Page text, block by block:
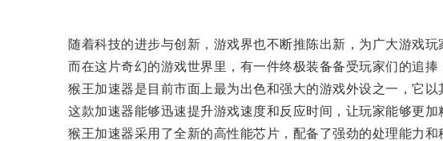
随着科技的进步与创新，游戏界也不断推陈出新，为广大游戏玩
而在这片奇幻的游戏世界里，有一件终极装备备受玩家们的追捧
猴王加速器是目前市面上最为出色和强大的游戏外设之一，它以
这款加速器能够迅速提升游戏速度和反应时间，让玩家能够更加
猴王加速器采用了全新的高性能芯片，配备了强劲的处理能力和